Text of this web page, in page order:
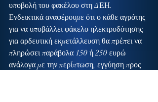
υποβολή του φακέλου στη ΔΕΗ.
Ενδεικτικά αναφέρουμε ότι ο κάθε αγρότης
για να υποβάλλει φάκελο ηλεκτροδότησης
για αρδευτική εκμετάλλευση θα πρέπει να
πληρώσει παράβολα 150 ή 250 ευρώ
ανάλογα με την περίπτωση, εγγύηση προς